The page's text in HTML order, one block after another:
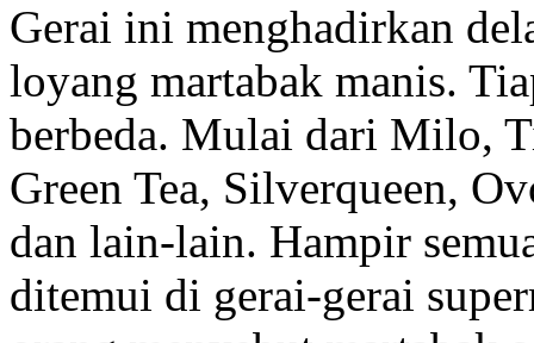
Gerai ini menghadirkan
loyang martabak manis.
berbeda. Mulai dari Milo,
Green Tea, Silverqueen,
dan lain-lain. Hampir
ditemui di gerai-gerai